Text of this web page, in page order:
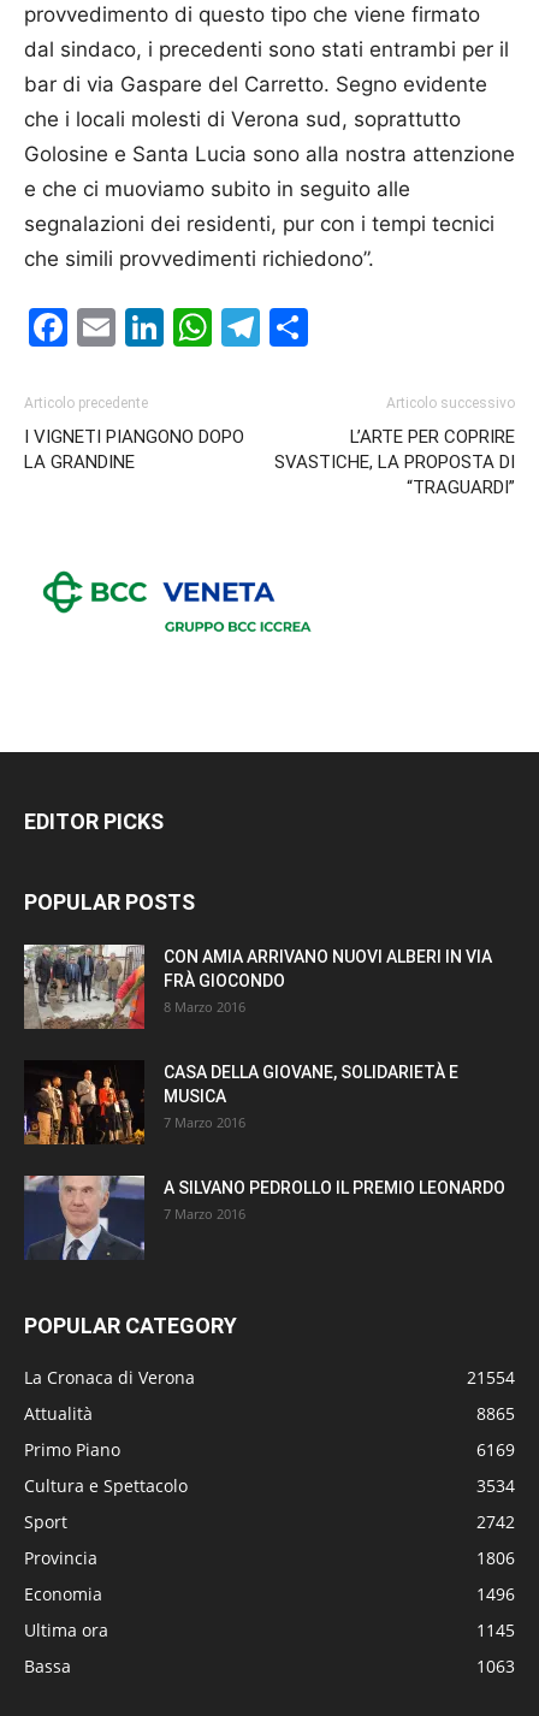
provvedimento di questo tipo che viene firmato
dal sindaco, i precedenti sono stati entrambi per il
bar di via Gaspare del Carretto. Segno evidente
che i locali molesti di Verona sud, soprattutto
Golosine e Santa Lucia sono alla nostra attenzione
e che ci muoviamo subito in seguito alle
segnalazioni dei residenti, pur con i tempi tecnici
che simili provvedimenti richiedono”.
Facebook
EmailLinkedIn
WhatsApp
Telegram
Articolo precedente
I VIGNETI PIANGONO DOPO
LA GRANDINE
Articolo successivo
L’ARTE PER COPRIRE
SVASTICHE, LA PROPOSTA DI
“TRAGUARDI”
EDITOR PICKS
POPULAR POSTS
CON AMIA ARRIVANO NUOVI ALBERI IN VIA
FRÀ GIOCONDO
8 Marzo 2016
CASA DELLA GIOVANE, SOLIDARIETÀ E
MUSICA
7 Marzo 2016
A SILVANO PEDROLLO IL PREMIO LEONARDO
7 Marzo 2016
POPULAR CATEGORY
La Cronaca di Verona
21554
Attualità
8865
Primo Piano
6169
Cultura e Spettacolo
3534
Sport
2742
Provincia
1806
Economia
1496
Ultima ora
1145
Bassa
1063